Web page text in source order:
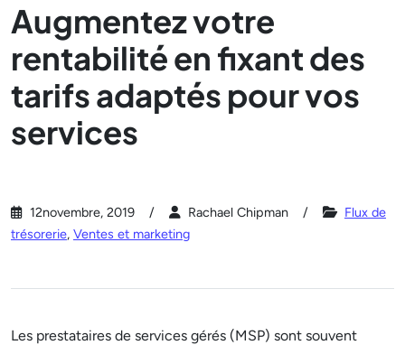
Augmentez votre
rentabilité en fixant des
tarifs adaptés pour vos
services
12novembre, 2019 Rachael Chipman
Flux de
trésorerie, Ventes et marketing
Les prestataires de services gérés (MSP) sont souvent